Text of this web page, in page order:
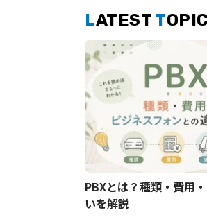
LATEST T
PBXとは？種類・費用
いを解説